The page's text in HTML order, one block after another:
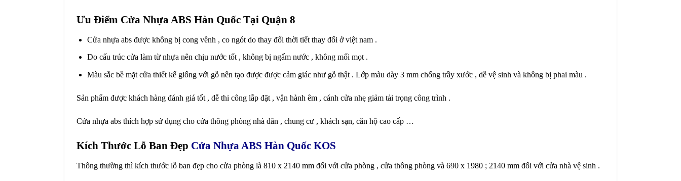
Ưu Điểm Cửa Nhựa ABS Hàn Quốc Tại Quận 8
Cửa nhựa abs được không bị cong vênh , co ngót do thay đổi thời tiết thay đổi ở việt nam .
Do cấu trúc cửa làm từ nhựa nên chịu nước tốt , không bị ngấm nước , không mối mọt .
Màu sắc bề mặt cửa thiết kế giống với gỗ nên tạo được được cảm giác như gỗ thật . Lớp màu dày 3 mm chống trầy xước , dễ vệ sinh và không bị phai màu .
Sản phẩm được khách hàng đánh giá tốt , dễ thi công lắp đặt , vận hành êm , cánh cửa nhẹ giảm tải trọng công trình .
Cửa nhựa abs thích hợp sử dụng cho cửa thông phòng nhà dân , chung cư , khách sạn, căn hộ cao cấp …
Kích Thước Lỗ Ban Đẹp Cửa Nhựa ABS Hàn Quốc KOS
Thông thường thì kích thước lỗ ban đẹp cho cửa phòng là 810 x 2140 mm đối với cửa phòng , cửa thông phòng và 690 x 1980 ; 2140 mm đối với cửa nhà vệ sinh .